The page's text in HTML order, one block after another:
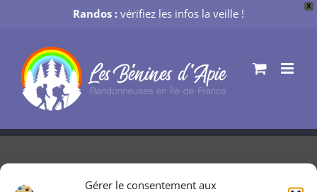
X
Randos : vérifiez les infos la veille !
Gérer le consentement aux
contenu